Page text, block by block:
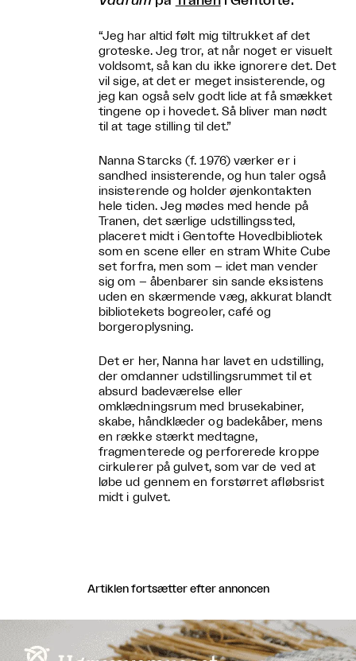
“Jeg har altid følt mig tiltrukket af det
groteske. Jeg tror, at når noget er visuelt
voldsomt, så kan du ikke ignorere det. Det
vil sige, at det er meget insisterende, og
jeg kan også selv godt lide at få smækket
tingene op i hovedet. Så bliver man nødt
til at tage stilling til det.”
Nanna Starcks (f. 1976) værker er i
sandhed insisterende, og hun taler også
insisterende og holder øjenkontakten
hele tiden. Jeg mødes med hende på
Tranen, det særlige udstillingssted,
placeret midt i Gentofte Hovedbibliotek
som en scene eller en stram White Cube
set forfra, men som – idet man vender
sig om – åbenbarer sin sande eksistens
uden en skærmende væg, akkurat blandt
bibliotekets bogreoler, café og
borgeroplysning.
Det er her, Nanna har lavet en udstilling,
der omdanner udstillingsrummet til et
absurd badeværelse eller
omklædningsrum med brusekabiner,
skabe, håndklæder og badekåber, mens
en række stærkt medtagne,
fragmenterede og perforerede kroppe
cirkulerer på gulvet, som var de ved at
løbe ud gennem en forstørret afløbsrist
midt i gulvet.
Artiklen fortsætter efter annoncen